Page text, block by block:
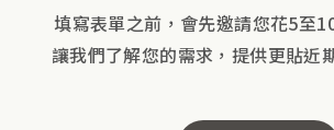
填寫表單之前，會先邀請您花5至
讓我們了解您的需求，提供更貼近